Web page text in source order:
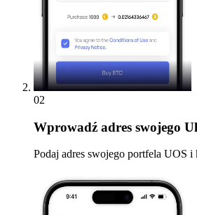
02
Wprowadź adres swojego
Podaj adres swojego portfela UOS i